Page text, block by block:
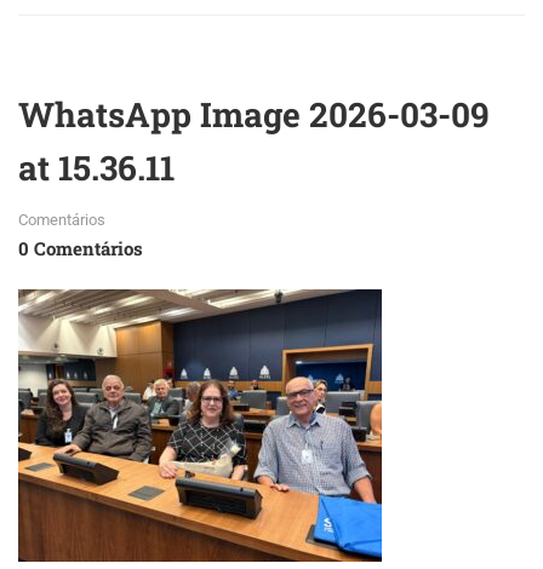
WhatsApp Image 2026-03-09
at 15.36.11
Comentários
0 Comentários